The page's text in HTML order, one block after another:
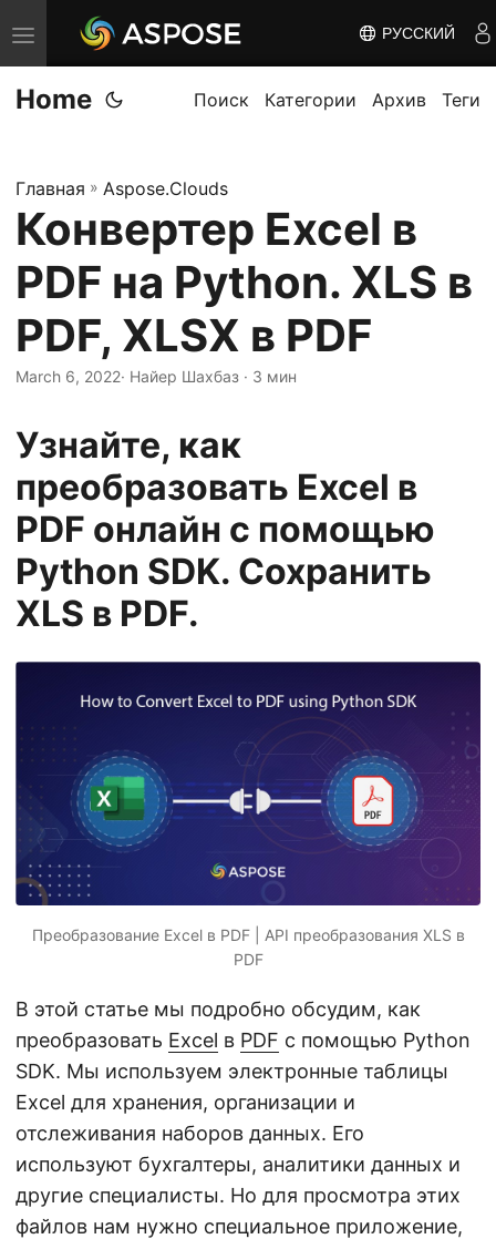
П
е
р
л
ю
и
т
ь
н
в
г
а
ц
и
ю
РУССКИЙ
Home Поиск Категории Архив Теги
Главная » Aspose.Clouds
Конвертер Excel в
PDF на Python. XLS в
PDF, XLSX в PDF
March 6, 2022· Найер Шахбаз · 3 мин
Узнайте, как
преобразовать Excel в
PDF онлайн с помощью
Python SDK. Сохранить
XLS в PDF.
Преобразование Excel в PDF | API преобразования XLS в
PDF
В этой статье мы подробно обсудим, как
преобразовать Excel в PDF с помощью Python
SDK. Мы используем электронные таблицы
Excel для хранения, организации и
отслеживания наборов данных. Его
используют бухгалтеры, аналитики данных и
другие специалисты. Но для просмотра этих
файлов нам нужно специальное приложение,